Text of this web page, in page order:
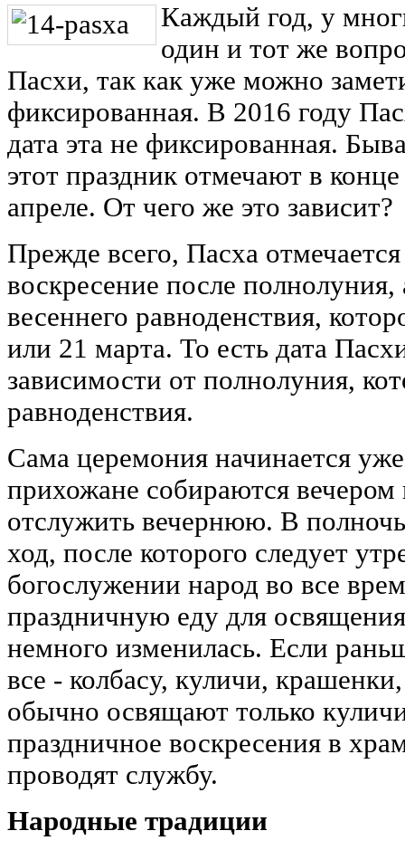
Каждый год, у
один и тот же
Пасхи, так как уже можно
фиксированная. В 2016 году
дата эта не фиксированная.
этот праздник отмечают в
апреле. От чего же это зависит?
Прежде всего, Пасха
воскресение после полнолуния,
весеннего равноденствия,
или 21 марта. То есть дата
зависимости от полнолуния,
равноденствия.
Сама церемония начинается уже
прихожане собираются
отслужить вечернюю. В
ход, после которого следует
богослужении народ во все
праздничную еду для
немного изменилась. Если
все - колбасу, куличи,
обычно освящают только
праздничное воскресения в
проводят службу.
Народные традиции